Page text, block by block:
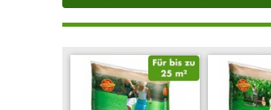
Sport-
Spielrasen